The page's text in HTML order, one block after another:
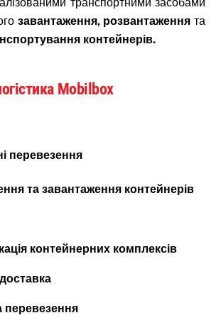
завантаження, розвантаження та
контейнерів.
Mobilbox
перевезення
та завантаження контейнерів
контейнерних комплексів
перевезення